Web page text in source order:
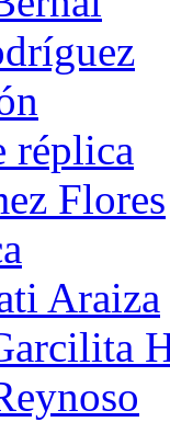
réplica
Flores
Araiza